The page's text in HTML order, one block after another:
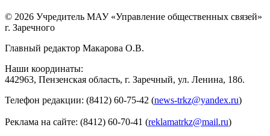
© 2026 Учредитель МАУ «Управление общественных связей»
г. Заречного
Главный редактор Макарова О.В.
Наши координаты:
442963, Пензенская область, г. Заречный, ул. Ленина, 18б.
Телефон редакции: (8412) 60-75-42 (news-trkz@yandex.ru)
Реклама на сайте: (8412) 60-70-41 (reklamatrkz@mail.ru)